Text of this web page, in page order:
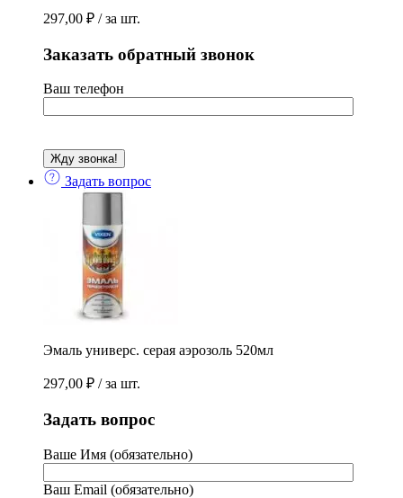
297,00 ₽ / за шт.
Заказать обратный звонок
Ваш телефон
Задать вопрос
Эмаль универс. серая аэрозоль 520мл
297,00 ₽ / за шт.
Задать вопрос
Ваше Имя (обязательно)
Ваш Email (обязательно)